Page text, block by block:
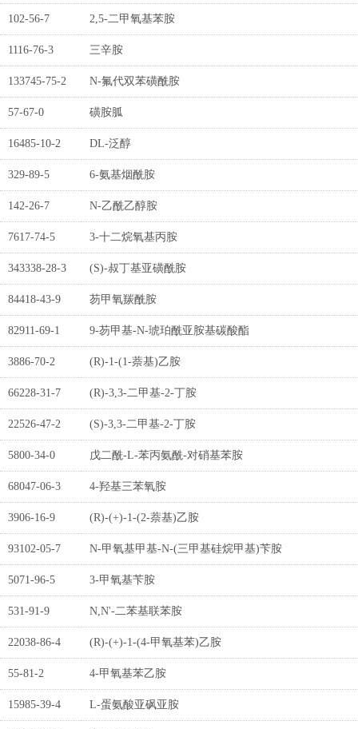
102-56-7 2,5-二甲氧基苯胺
1116-76-3 三辛胺
133745-75-2 N-氟代双苯磺酰胺
57-67-0 磺胺胍
16485-10-2 DL-泛醇
329-89-5 6-氨基烟酰胺
142-26-7 N-乙酰乙醇胺
7617-74-5 3-十二烷氧基丙胺
343338-28-3 (S)-叔丁基亚磺酰胺
84418-43-9 芴甲氧羰酰胺
82911-69-1 9-芴甲基-N-琥珀酰亚胺基碳酸酯
3886-70-2 (R)-1-(1-萘基)乙胺
66228-31-7 (R)-3,3-二甲基-2-丁胺
22526-47-2 (S)-3,3-二甲基-2-丁胺
5800-34-0 戊二酰-L-苯丙氨酰-对硝基苯胺
68047-06-3 4-羟基三苯氧胺
3906-16-9 (R)-(+)-1-(2-萘基)乙胺
93102-05-7 N-甲氧基甲基-N-(三甲基硅烷甲基)苄胺
5071-96-5 3-甲氧基苄胺
531-91-9 N,N'-二苯基联苯胺
22038-86-4 (R)-(+)-1-(4-甲氧基苯)乙胺
55-81-2 4-甲氧基苯乙胺
15985-39-4 L-蛋氨酸亚砜亚胺